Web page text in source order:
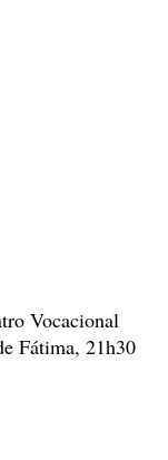
Vocacional
Fátima, 21h30